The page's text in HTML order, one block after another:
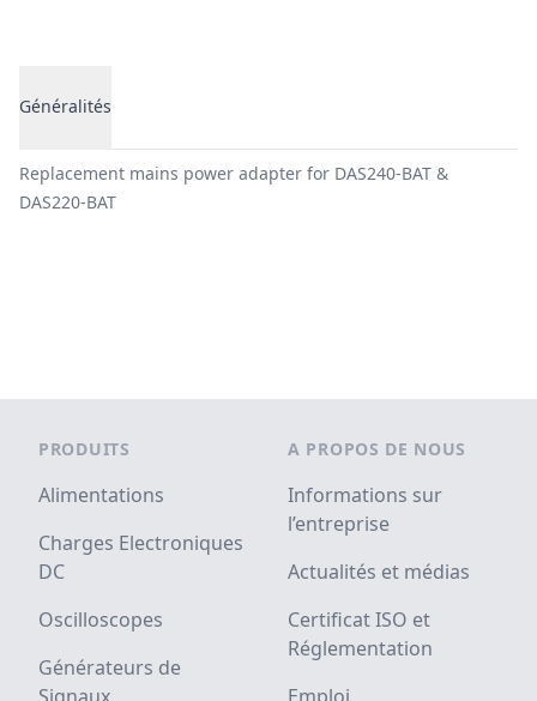
Généralités
Généralités
Replacement mains power adapter for DAS240-BAT &
DAS220-BAT
PRODUITS
Alimentations
Charges Electroniques
DC
Oscilloscopes
Générateurs de
A PROPOS DE NOUS
Informations sur
l’entreprise
Actualités et médias
Certificat ISO et
Réglementation